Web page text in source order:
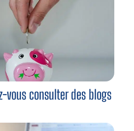
vous consulter des blogs